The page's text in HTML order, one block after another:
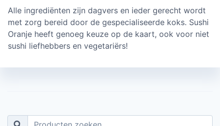
Alle ingrediënten zijn dagvers en ieder gerecht wordt
met zorg bereid door de gespecialiseerde koks. Sushi
Oranje heeft genoeg keuze op de kaart, ook voor niet
sushi liefhebbers en vegetariërs!